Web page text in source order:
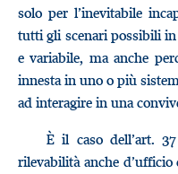
solo per l’inevitabile
tutti gli scenari possibili
e variabile, ma anche
innesta in uno o più
ad interagire in una
È il caso dell’art.
rilevabilità anche